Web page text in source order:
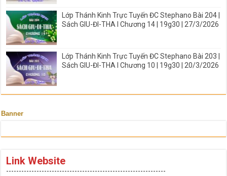
Lớp Thánh Kinh Trực Tuyến ĐC Stephano Bài 204 |
Sách GIU-ĐI-THA I Chương 14 | 19g30 | 27/3/2026
Lớp Thánh Kinh Trực Tuyến ĐC Stephano Bài 203 |
Sách GIU-ĐI-THA I Chương 10 | 19g30 | 20/3/2026
Banner
Link Website
---------------------------------------------------------------